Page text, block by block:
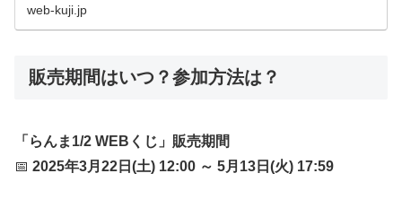
web-kuji.jp
販売期間はいつ？参加方法は？
「らんま1/2 WEBくじ」販売期間
📅 2025年3月22日(土) 12:00 ～ 5月13日(火) 17:59